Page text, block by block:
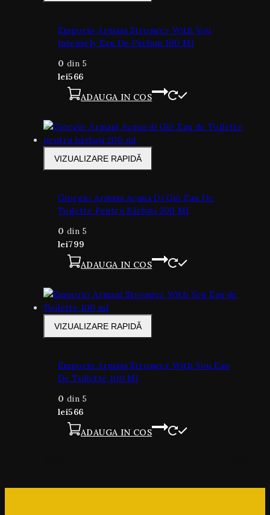
Emporio Armani Stronger With You
Intensely Eau De Parfum 100 Ml
0 din 5
lei566
ADAUGA IN COS
VIZUALIZARE RAPIDĂ
Giorgio Armani Acqua Di Giò Eau De
Toilette Pentru Bărbați 200 Ml
0 din 5
lei799
ADAUGA IN COS
VIZUALIZARE RAPIDĂ
Emporio Armani Stronger With You Eau
De Toilette 100 Ml
0 din 5
lei566
ADAUGA IN COS